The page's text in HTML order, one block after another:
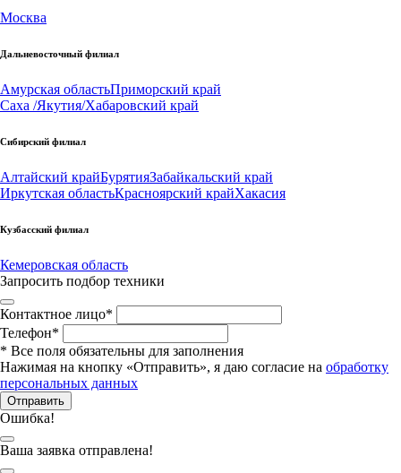
Москва
Дальневосточный филиал
Амурская областьПриморский край
Саха /Якутия/Хабаровский край
Сибирский филиал
Алтайский крайБурятияЗабайкальский край
Иркутская областьКрасноярский крайХакасия
Кузбасский филиал
Кемеровская область
Запросить подбор техники
Контактное лицо*
Телефон*
* Все поля обязательны для заполнения
Нажимая на кнопку «Отправить», я даю согласие на обработку
персональных данных
Отправить
Ошибка!
Ваша заявка отправлена!